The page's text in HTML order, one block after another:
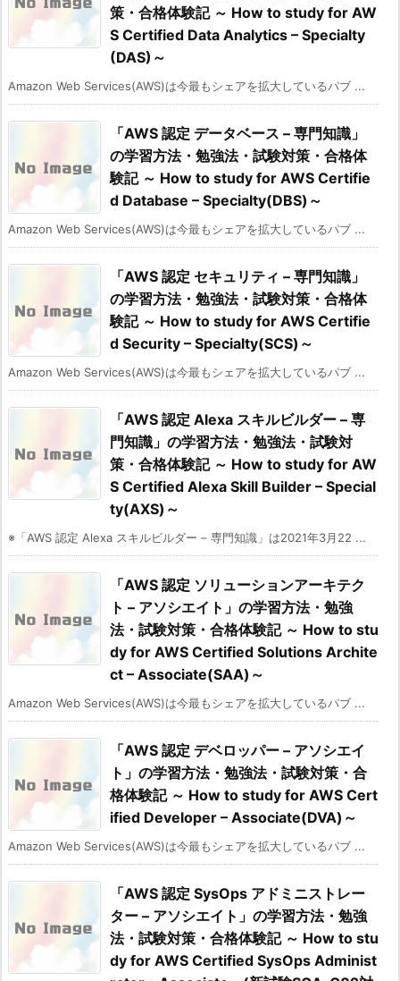
策・合格体験記 ～ How to study for AW
S Certified Data Analytics – Specialty
(DAS)～
Amazon Web Services(AWS)は今最もシェアを拡大しているパブ ...
「AWS 認定 データベース – 専門知識」
の学習方法・勉強法・試験対策・合格体
験記 ～ How to study for AWS Certifie
d Database – Specialty(DBS)～
Amazon Web Services(AWS)は今最もシェアを拡大しているパブ ...
「AWS 認定 セキュリティ – 専門知識」
の学習方法・勉強法・試験対策・合格体
験記 ～ How to study for AWS Certifie
d Security – Specialty(SCS)～
Amazon Web Services(AWS)は今最もシェアを拡大しているパブ ...
「AWS 認定 Alexa スキルビルダー – 専
門知識」の学習方法・勉強法・試験対
策・合格体験記 ～ How to study for AW
S Certified Alexa Skill Builder – Special
ty(AXS)～
※「AWS 認定 Alexa スキルビルダー – 専門知識」は2021年3月22 ...
「AWS 認定 ソリューションアーキテク
ト – アソシエイト」の学習方法・勉強
法・試験対策・合格体験記 ～ How to stu
dy for AWS Certified Solutions Archite
ct – Associate(SAA)～
Amazon Web Services(AWS)は今最もシェアを拡大しているパブ ...
「AWS 認定 デベロッパー – アソシエイ
ト」の学習方法・勉強法・試験対策・合
格体験記 ～ How to study for AWS Cert
ified Developer – Associate(DVA)～
Amazon Web Services(AWS)は今最もシェアを拡大しているパブ ...
「AWS 認定 SysOps アドミニストレー
ター – アソシエイト」の学習方法・勉強
法・試験対策・合格体験記 ～ How to stu
dy for AWS Certified SysOps Administ